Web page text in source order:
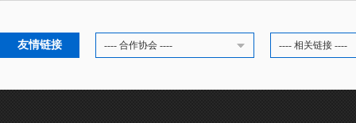
友情链接 ---- 合作协会 ---- ---- 相关链接 ----